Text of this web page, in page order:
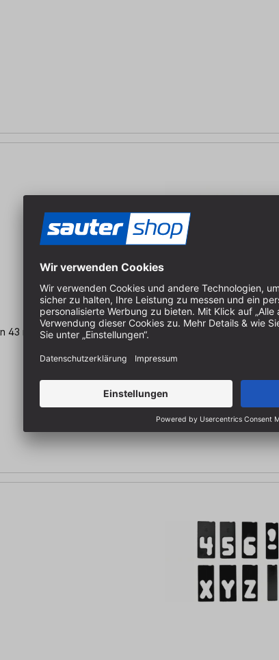
mm hoch, 20 x Zahlen- 70 mm hoch